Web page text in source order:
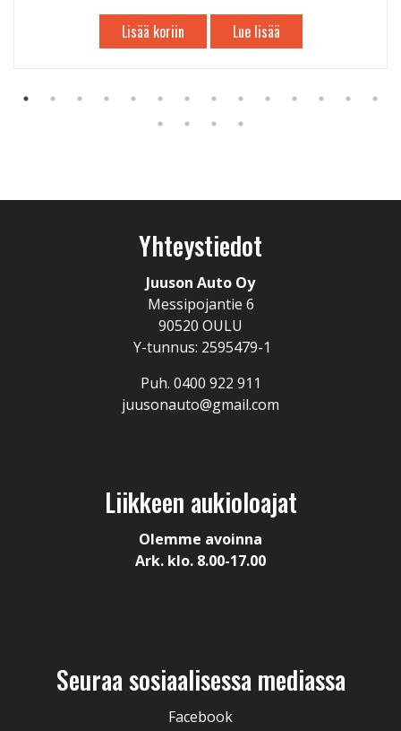
Lisää koriin Lue lisää
Yhteystiedot
Juuson Auto Oy
Messipojantie 6
90520 OULU
Y-tunnus: 2595479-1
Puh. 0400 922 911
juusonauto@gmail.com
Liikkeen aukioloajat
Olemme avoinna
Ark. klo. 8.00-17.00
Seuraa sosiaalisessa mediassa
Facebook